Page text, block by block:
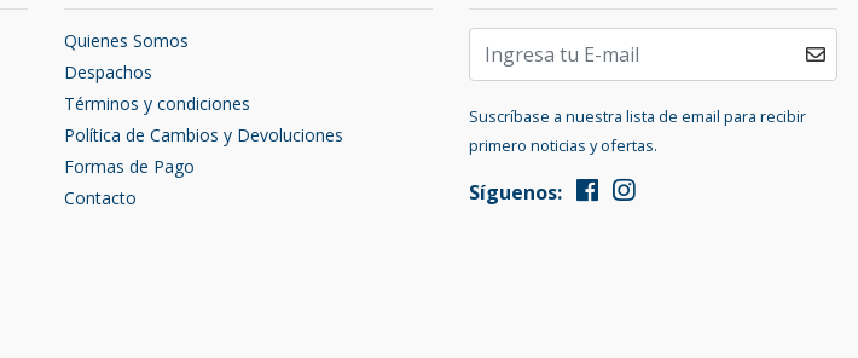
Quienes Somos
Despachos
Términos y condiciones
Política de Cambios y Devoluciones
Formas de Pago
Contacto
Suscríbase a nuestra lista de email para recibir
primero noticias y ofertas.
Síguenos: